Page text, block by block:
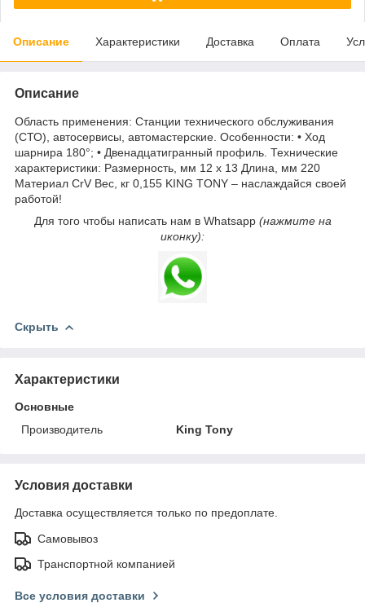
Описание Характеристики Доставка Оплата
Описание
Область применения: Станции технического обслуживания
(СТО), автосервисы, автомастерские. Особенности: • Ход
шарнира 180°; • Двенадцатигранный профиль. Технические
характеристики: Размерность, мм 12 х 13 Длина, мм 220
Материал CrV Вес, кг 0,155 KING TONY – наслаждайся своей
работой!
Для того чтобы написать нам в Whatsapp (нажмите на
иконку):
Скрыть
Характеристики
Основные
Производитель
King Tony
Условия доставки
Доставка осуществляется только по предоплате.
Самовывоз
Транспортной компанией
Все условия доставки